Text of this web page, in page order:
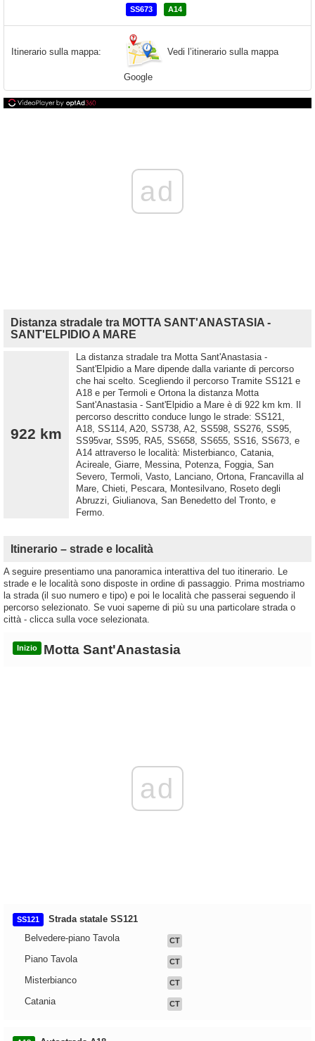
SS673 A14
Itinerario sulla mappa: Vedi l’itinerario sulla mappa
Google
ad
Distanza stradale tra MOTTA SANT'ANASTASIA -
SANT'ELPIDIO A MARE
922 km
La distanza stradale tra Motta Sant'Anastasia -
Sant'Elpidio a Mare dipende dalla variante di percorso
che hai scelto. Scegliendo il percorso Tramite SS121 e
A18 e per Termoli e Ortona la distanza Motta
Sant'Anastasia - Sant'Elpidio a Mare è di 922 km km. Il
percorso descritto conduce lungo le strade: SS121,
A18, SS114, A20, SS738, A2, SS598, SS276, SS95,
SS95var, SS95, RA5, SS658, SS655, SS16, SS673, e
A14 attraverso le località: Misterbianco, Catania,
Acireale, Giarre, Messina, Potenza, Foggia, San
Severo, Termoli, Vasto, Lanciano, Ortona, Francavilla al
Mare, Chieti, Pescara, Montesilvano, Roseto degli
Abruzzi, Giulianova, San Benedetto del Tronto, e
Fermo.
Itinerario – strade e località
A seguire presentiamo una panoramica interattiva del tuo itinerario. Le
strade e le località sono disposte in ordine di passaggio. Prima mostriamo
la strada (il suo numero e tipo) e poi le località che passerai seguendo il
percorso selezionato. Se vuoi saperne di più su una particolare strada o
città - clicca sulla voce selezionata.
Inizio Motta Sant'Anastasia
ad
SS121
Strada statale SS121
Belvedere-piano Tavola
CT
Piano Tavola CT
Misterbianco CT
Catania CT